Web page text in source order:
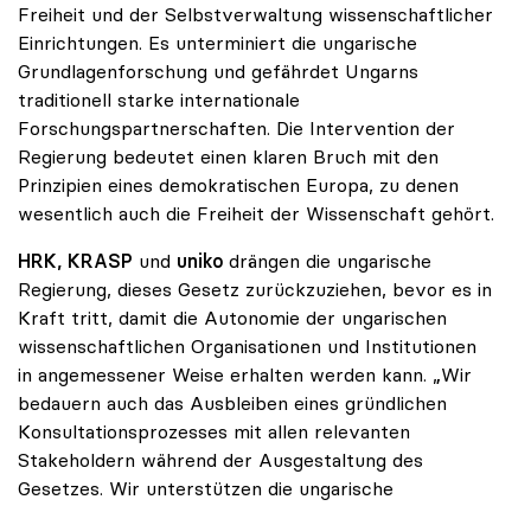
Freiheit und der Selbstverwaltung wissenschaftlicher
Einrichtungen. Es unterminiert die ungarische
Grundlagenforschung und gefährdet Ungarns
traditionell starke internationale
Forschungspartnerschaften. Die Intervention der
Regierung bedeutet einen klaren Bruch mit den
Prinzipien eines demokratischen Europa, zu denen
wesentlich auch die Freiheit der Wissenschaft gehört.
HRK, KRASP und uniko drängen die ungarische
Regierung, dieses Gesetz zurückzuziehen, bevor es in
Kraft tritt, damit die Autonomie der ungarischen
wissenschaftlichen Organisationen und Institutionen
in angemessener Weise erhalten werden kann. „Wir
bedauern auch das Ausbleiben eines gründlichen
Konsultationsprozesses mit allen relevanten
Stakeholdern während der Ausgestaltung des
Gesetzes. Wir unterstützen die ungarische